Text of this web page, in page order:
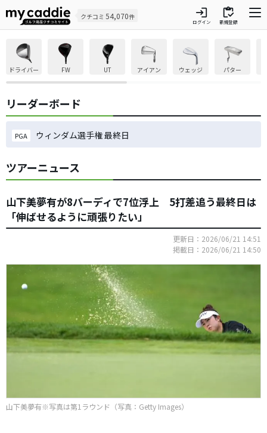
クチコミ 54,070件 login
ログイン
inventory
新規登録
ドライバー FW UT アイアン ウェッジ パター
リーダーボード
PGA ウィンダム選手権 最終日
ツアーニュース
山下美夢有が8バーディで7位浮上 5打差追う最終日は
「伸ばせるように頑張りたい」
更新日：2026/06/21 14:51
掲載日：2026/06/21 14:50
山下美夢有※写真は第1ラウンド（写真：Getty Images）